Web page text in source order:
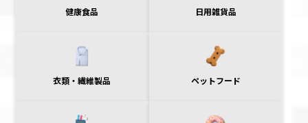
健康食品 日用雑貨品
衣類・繊維製品 ペットフード